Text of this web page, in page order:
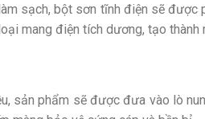
sạch, bột sơn tĩnh điện sẽ được
mang điện tích dương, tạo
sản phẩm sẽ được đưa vào lò